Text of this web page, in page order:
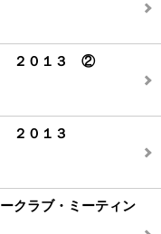
２０１３ ②
２０１３
クラブ・ミーティン